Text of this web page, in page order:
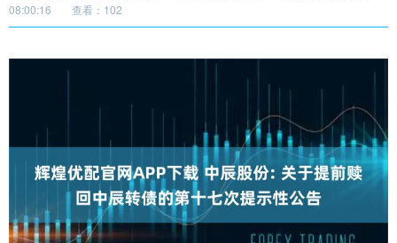
08:00:16
查看：102